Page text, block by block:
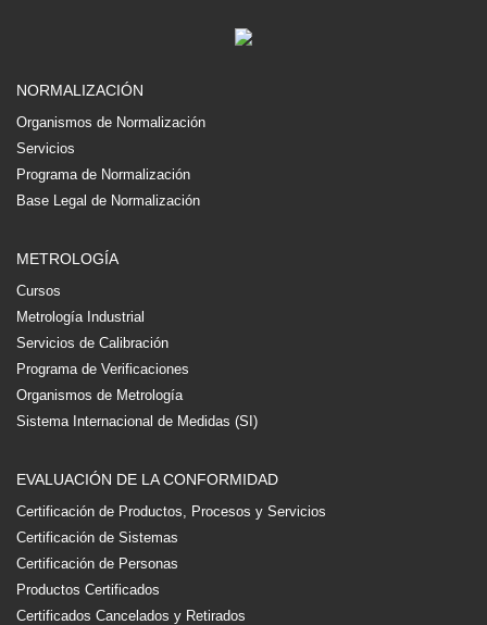
NORMALIZACIÓN
Organismos de Normalización
Servicios
Programa de Normalización
Base Legal de Normalización
METROLOGÍA
Cursos
Metrología Industrial
Servicios de Calibración
Programa de Verificaciones
Organismos de Metrología
Sistema Internacional de Medidas (SI)
EVALUACIÓN DE LA CONFORMIDAD
Certificación de Productos, Procesos y Servicios
Certificación de Sistemas
Certificación de Personas
Productos Certificados
Certificados Cancelados y Retirados